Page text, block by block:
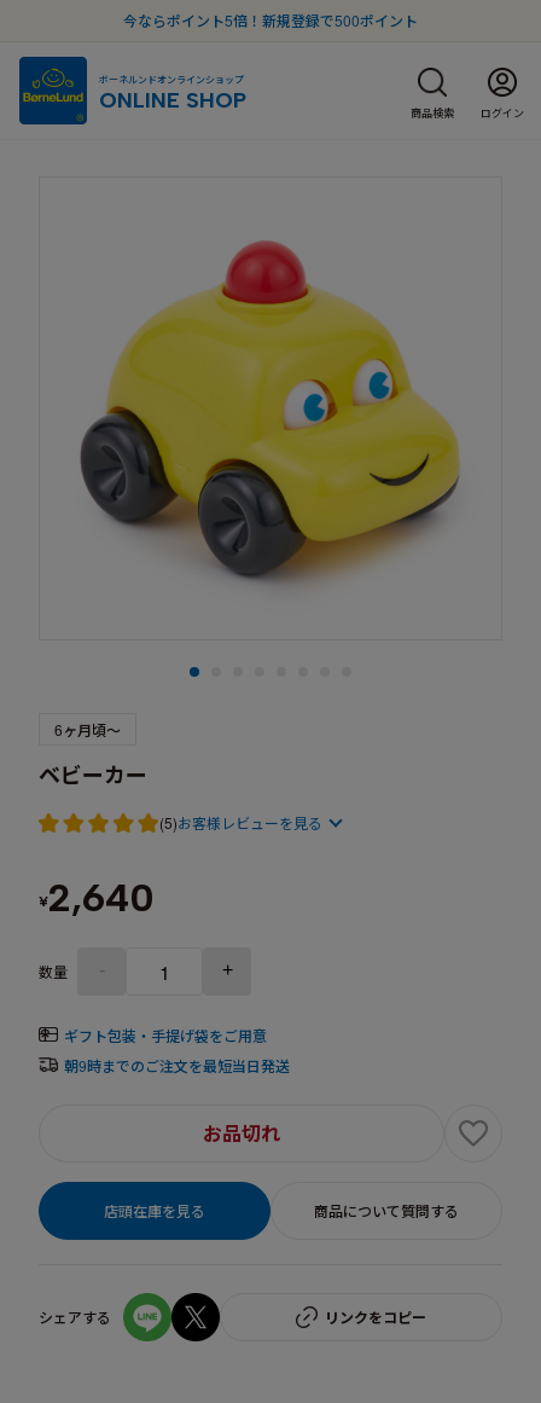
今ならポイント5倍！新規登録で500ポイント
ボーネルンドオンラインショップ
ONLINE SHOP 商品検索 ログイン
6ヶ月頃～
ベビーカー
(5)お客様レビューを見る
¥2,640
数量 - +
ギフト包装・手提げ袋をご用意
朝9時までのご注文を最短当日発送
お品切れ
店頭在庫を見る 商品について質問する
シェアする リンクをコピー